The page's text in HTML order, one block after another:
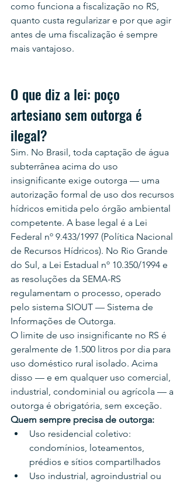
como funciona a fiscalização no RS,
quanto custa regularizar e por que agir
antes de uma fiscalização é sempre
mais vantajoso.
O que diz a lei: poço
artesiano sem outorga é
ilegal?
Sim. No Brasil, toda captação de água
subterrânea acima do uso
insignificante exige outorga — uma
autorização formal de uso dos recursos
hídricos emitida pelo órgão ambiental
competente. A base legal é a Lei
Federal nº 9.433/1997 (Política Nacional
de Recursos Hídricos). No Rio Grande
do Sul, a Lei Estadual nº 10.350/1994 e
as resoluções da SEMA-RS
regulamentam o processo, operado
pelo sistema SIOUT — Sistema de
Informações de Outorga.
O limite de uso insignificante no RS é
geralmente de 1.500 litros por dia para
uso doméstico rural isolado. Acima
disso — e em qualquer uso comercial,
industrial, condominial ou agrícola — a
outorga é obrigatória, sem exceção.
Quem sempre precisa de outorga:
Uso residencial coletivo:
condomínios, loteamentos,
prédios e sítios compartilhados
Uso industrial, agroindustrial ou